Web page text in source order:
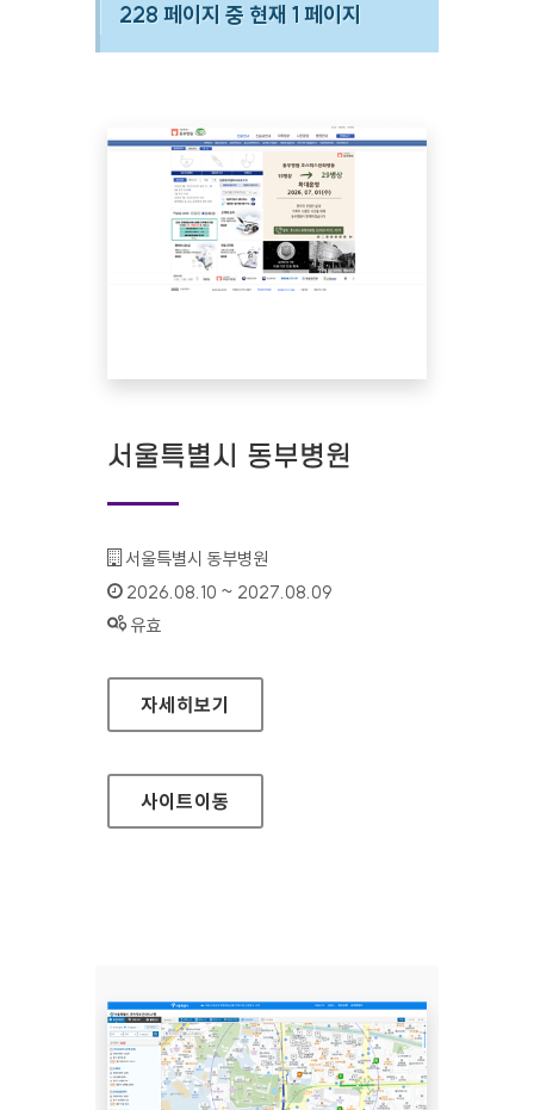
228 페이지 중 현재 1 페이지
서울특별시 동부병원
기관명 :
서울특별시 동부병원
인증기간 :
2026.08.10 ~ 2027.08.09
상태 :
유효
서울특별시 동부병원
자세히보기
사이트이동